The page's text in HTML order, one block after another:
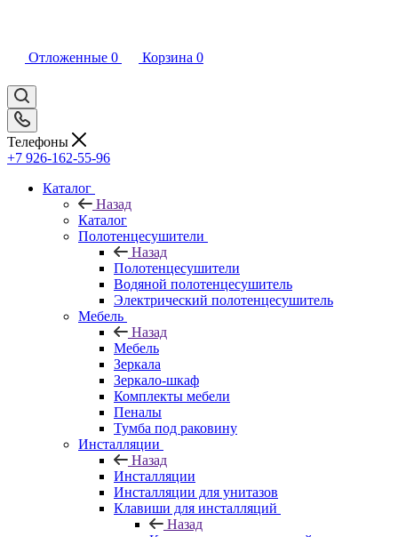
Отложенные 0 Корзина 0
Телефоны
+7 926-162-55-96
Каталог
Назад
Каталог
Полотенцесушители
Назад
Полотенцесушители
Водяной полотенцесушитель
Электрический полотенцесушитель
Мебель
Назад
Мебель
Зеркала
Зеркало-шкаф
Комплекты мебели
Пеналы
Тумба под раковину
Инсталляции
Назад
Инсталляции
Инсталляции для унитазов
Клавиши для инсталляций
Назад